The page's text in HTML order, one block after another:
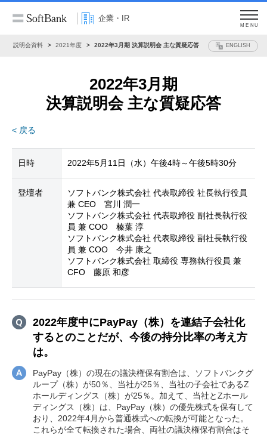
企業・IR
MENU
説明会資料 2021年度 2022年3月期 決算説明会 主な質疑応答 ENGLISH
2022年3月期
決算説明会 主な質疑応答
< 戻る
日時 2022年5月11日（水）午後4時～午後5時30分
登壇者
ソフトバンク株式会社 代表取締役 社長執行役員
兼 CEO 宮川 潤一
ソフトバンク株式会社 代表取締役 副社長執行役
員 兼 COO 榛葉 淳
ソフトバンク株式会社 代表取締役 副社長執行役
員 兼 COO 今井 康之
ソフトバンク株式会社 取締役 専務執行役員 兼
CFO 藤原 和彦
2022年度中にPayPay（株）を連結子会社化
するとのことだが、今後の持分比率の考え方
は。
PayPay（株）の現在の議決権保有割合は、ソフトバンクグ
ループ（株）が50％、当社が25％、当社の子会社であるZ
ホールディングス（株）が25％。加えて、当社とZホール
ディングス（株）は、PayPay（株）の優先株式を保有して
おり、2022年4月から普通株式への転換が可能となった。
これらが全て転換された場合、両社の議決権保有割合はそ